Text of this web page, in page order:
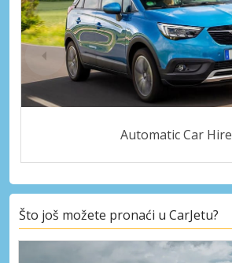
Automatic Car Hire
Što još možete pronaći u CarJetu?